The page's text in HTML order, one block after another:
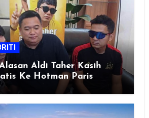
Aldi Taher Kasih
Ke Hotman Paris